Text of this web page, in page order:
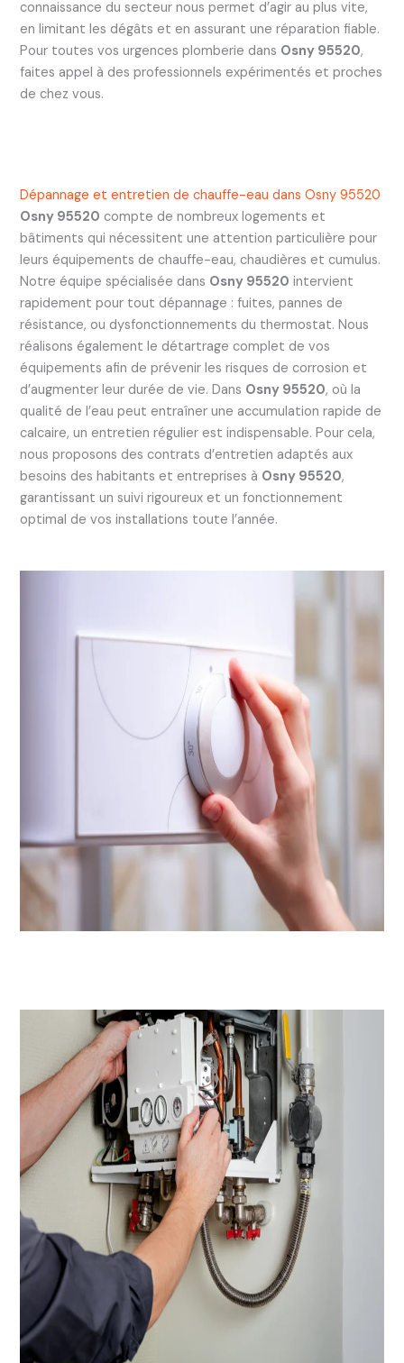
connaissance du secteur nous permet d’agir au plus vite,
en limitant les dégâts et en assurant une réparation fiable.
Pour toutes vos urgences plomberie dans Osny 95520,
faites appel à des professionnels expérimentés et proches
de chez vous.
Dépannage et entretien de chauffe-eau dans Osny 95520
Osny 95520 compte de nombreux logements et
bâtiments qui nécessitent une attention particulière pour
leurs équipements de chauffe-eau, chaudières et cumulus.
Notre équipe spécialisée dans Osny 95520 intervient
rapidement pour tout dépannage : fuites, pannes de
résistance, ou dysfonctionnements du thermostat. Nous
réalisons également le détartrage complet de vos
équipements afin de prévenir les risques de corrosion et
d’augmenter leur durée de vie. Dans Osny 95520, où la
qualité de l’eau peut entraîner une accumulation rapide de
calcaire, un entretien régulier est indispensable. Pour cela,
nous proposons des contrats d’entretien adaptés aux
besoins des habitants et entreprises à Osny 95520,
garantissant un suivi rigoureux et un fonctionnement
optimal de vos installations toute l’année.